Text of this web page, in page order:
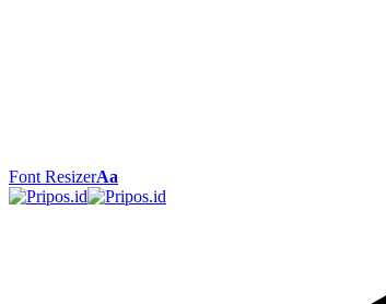
Font ResizerAa